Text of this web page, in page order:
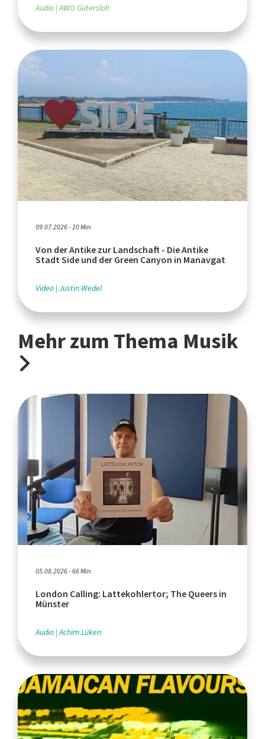
Audio AWO Gütersloh
09.07.2026 - 10 Min.
Von der Antike zur Landschaft - Die Antike
Stadt Side und der Green Canyon in Manavgat
Video Justin Wedel
Mehr zum Thema Musik
05.08.2026 - 66 Min.
London Calling: Lattekohlertor; The Queers in
Münster
Audio Achim Lüken